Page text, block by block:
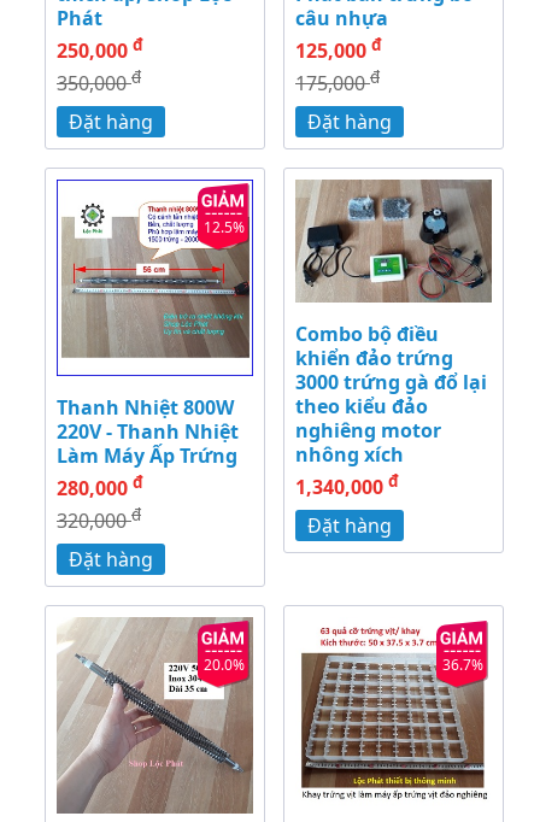
Phát
250,000 đ
350,000đ
Đặt hàng
câu nhựa
125,000 đ
175,000đ
Đặt hàng
12.5%
Thanh Nhiệt 800W
220V - Thanh Nhiệt
Làm Máy Ấp Trứng
280,000 đ
320,000đ
Đặt hàng
Combo bộ điều
khiển đảo trứng
3000 trứng gà đổ lại
theo kiểu đảo
nghiêng motor
nhông xích
1,340,000 đ
Đặt hàng
20.0% 36.7%